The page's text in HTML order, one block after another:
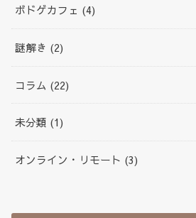
ボドゲカフェ (4)
謎解き (2)
コラム (22)
未分類 (1)
オンライン・リモート (3)